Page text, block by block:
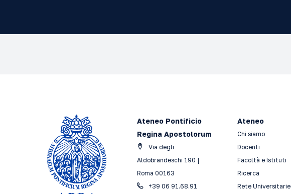
Ateneo Pontificio
Regina Apostolorum
Via degli
Aldobrandeschi 190 |
Roma 00163
+39 06 91.68.91
Ateneo
Chi siamo
Docenti
Facoltà e Istituti
Ricerca
Rete Universitarie